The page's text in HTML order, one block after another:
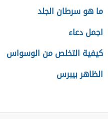
ما هو سرطان الجلد
اجمل دعاء
كيفية التخلص من الوسواس
الظاهر بيبرس